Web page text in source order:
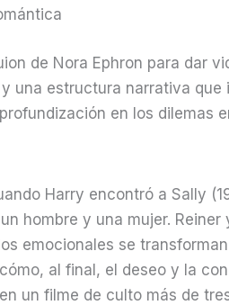
de Nora Ephron para dar
una estructura narrativa
en los dilemas
Harry encontró a Sally
hombre y una mujer.
emocionales se
al final, el deseo y la
un filme de culto más de